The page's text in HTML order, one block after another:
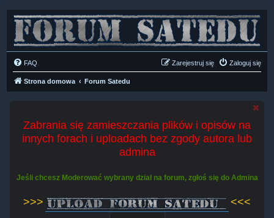
FAQ Zaloguj się
Zarejestruj się
Strona domowa Forum Satedu
Zabrania się zamieszczania plików i opisów na
innych forach i uploadach bez zgody autora lub
admina
Jeśli chcesz Moderować wybrany dział na forum, zgłoś się do Admina
>>> <<<